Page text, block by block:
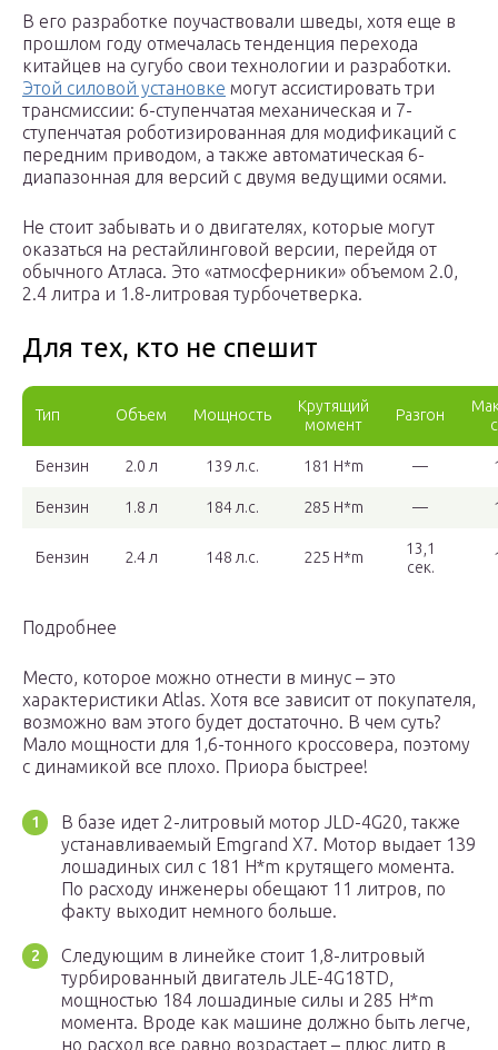
В его разработке поучаствовали шведы, хотя еще в
прошлом году отмечалась тенденция перехода
китайцев на сугубо свои технологии и разработки.
Этой силовой установке могут ассистировать три
трансмиссии: 6-ступенчатая механическая и 7-
ступенчатая роботизированная для модификаций с
передним приводом, а также автоматическая 6-
диапазонная для версий с двумя ведущими осями.
Не стоит забывать и о двигателях, которые могут
оказаться на рестайлинговой версии, перейдя от
обычного Атласа. Это «атмосферники» объемом 2.0,
2.4 литра и 1.8-литровая турбочетверка.
Для тех, кто не спешит
Тип Объем Мощность
Крутящий
момент
Разгон
Бензин 2.0 л 139 л.с. 181 H*m —
Бензин 1.8 л 184 л.с. 285 H*m —
Бензин 2.4 л 148 л.с. 225 H*m
13,1
сек.
Подробнее
Место, которое можно отнести в минус – это
характеристики Atlas. Хотя все зависит от покупателя,
возможно вам этого будет достаточно. В чем суть?
Мало мощности для 1,6-тонного кроссовера, поэтому
с динамикой все плохо. Приора быстрее!
В базе идет 2-литровый мотор JLD-4G20, также
устанавливаемый Emgrand X7. Мотор выдает 139
лошадиных сил с 181 H*m крутящего момента.
По расходу инженеры обещают 11 литров, по
факту выходит немного больше.
Следующим в линейке стоит 1,8-литровый
турбированный двигатель JLE-4G18TD,
мощностью 184 лошадиные силы и 285 H*m
момента. Вроде как машине должно быть легче,
но расход все равно возрастает – плюс литр в